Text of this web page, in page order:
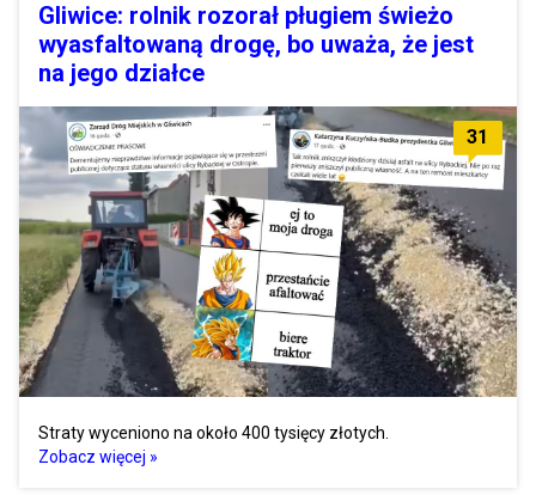
Gliwice: rolnik rozorał pługiem świeżo
wyasfaltowaną drogę, bo uważa, że jest
na jego działce
31
Straty wyceniono na około 400 tysięcy złotych.
Zobacz więcej »